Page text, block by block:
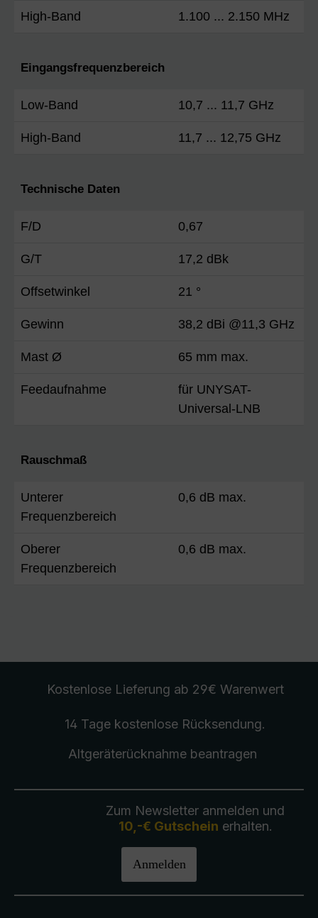
High-Band 1.100 ... 2.150 MHz
Eingangsfrequenzbereich
Low-Band 10,7 ... 11,7 GHz
High-Band 11,7 ... 12,75 GHz
Technische Daten
F/D 0,67
G/T 17,2 dBk
Offsetwinkel 21 °
Gewinn 38,2 dBi @11,3 GHz
Mast Ø 65 mm max.
Feedaufnahme
für UNYSAT-
Universal-LNB
Rauschmaß
Unterer
Frequenzbereich
0,6 dB max.
Oberer
Frequenzbereich
0,6 dB max.
Kostenlose Lieferung ab 29€ Warenwert
14 Tage kostenlose Rücksendung.
Altgeräterücknahmebeantragen
Zum Newsletter anmelden und
10,-€ Gutschein erhalten.
Anmelden